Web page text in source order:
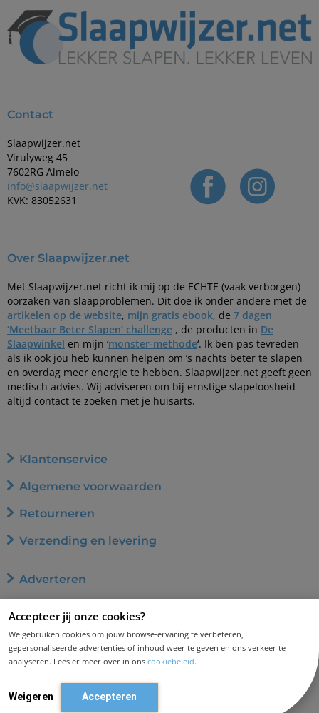
Accepteer jij onze cookies?
We gebruiken cookies om jouw browse-ervaring te verbeteren,
gepersonaliseerde advertenties of inhoud weer te geven en ons verkeer te
analyseren. Lees er meer over in ons cookiebeleid.
Weigeren Accepteren
Contact
Slaapwijzer.net
Virulyweg 45
7602RG Almelo
info@slaapwijzer.net
KVK: 83052631
Over Slaapwijzer.net
Met Slaapwijzer.net richt ik mij op de ECHTE (vaak verborgen)
oorzaken van slaapproblemen. Dit doe ik onder andere met de
artikelen op de website, mijn gratis ebook, de 7 dagen
‘Meetbaar Beter Slapen’ challenge , de producten in De
Slaapwinkel en mijn ‘monster-methode‘. Ik ben pas tevreden
als ik ook jou heb kunnen helpen om ’s nachts beter te slapen
en overdag meer energie te hebben. Slaapwijzer.net geeft geen
medisch advies. Wij adviseren om bij ernstige slapeloosheid
altijd contact te zoeken met je huisarts.
Klantenservice
Algemene voorwaarden
Retourneren
Verzending en levering
Adverteren
Privacybeleid
Cookiebeleid
Disclaimer en aansprakelijkheid